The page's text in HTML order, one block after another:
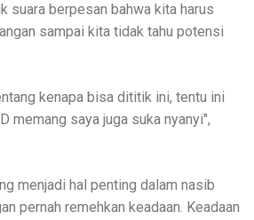
suara berpesan bahwa kita harus
sampai kita tidak tahu potensi
kenapa bisa dititik ini, tentu ini
memang saya juga suka nyanyi",
menjadi hal penting dalam nasib
pernah remehkan keadaan. Keadaan